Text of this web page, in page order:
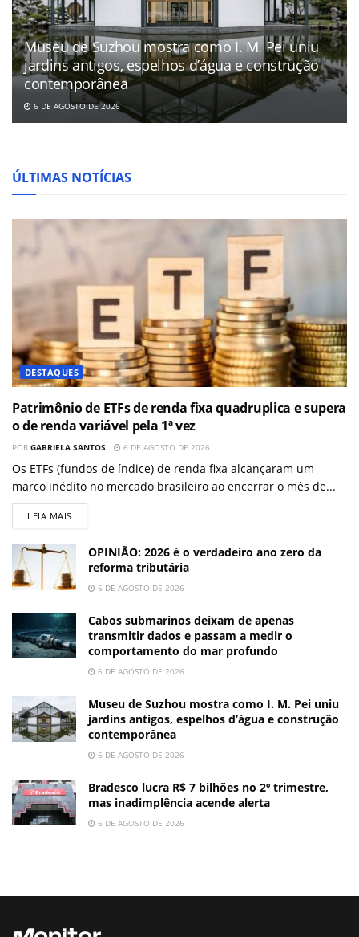
Museu de Suzhou mostra como I. M. Pei uniu
jardins antigos, espelhos d’água e construção
contemporânea
6 DE AGOSTO DE 2026
ÚLTIMAS NOTÍCIAS
DESTAQUES
Patrimônio de ETFs de renda fixa quadruplica e supera
o de renda variável pela 1ª vez
POR GABRIELA SANTOS 6 DE AGOSTO DE 2026
Os ETFs (fundos de índice) de renda fixa alcançaram um
marco inédito no mercado brasileiro ao encerrar o mês de...
LEIA MAIS
OPINIÃO: 2026 é o verdadeiro ano zero da
reforma tributária
6 DE AGOSTO DE 2026
Cabos submarinos deixam de apenas
transmitir dados e passam a medir o
comportamento do mar profundo
6 DE AGOSTO DE 2026
Museu de Suzhou mostra como I. M. Pei uniu
jardins antigos, espelhos d’água e construção
contemporânea
6 DE AGOSTO DE 2026
Bradesco lucra R$ 7 bilhões no 2º trimestre,
mas inadimplência acende alerta
6 DE AGOSTO DE 2026